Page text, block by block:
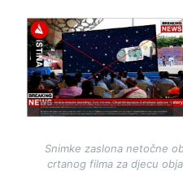
Image
Snimke zaslona netočne
crtanog filma za djecu